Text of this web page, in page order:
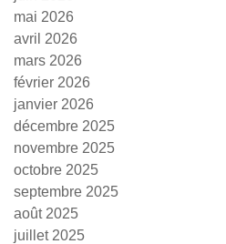
mai 2026
avril 2026
mars 2026
février 2026
janvier 2026
décembre 2025
novembre 2025
octobre 2025
septembre 2025
août 2025
juillet 2025